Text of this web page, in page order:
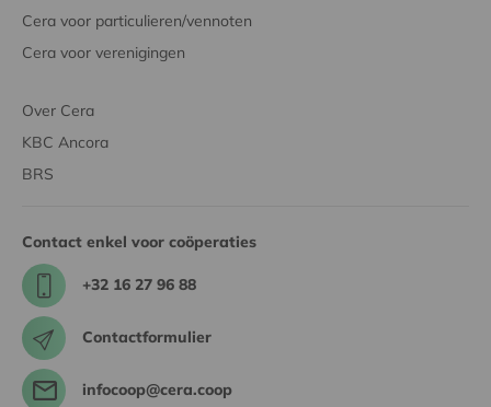
Cera voor particulieren/vennoten
Cera voor verenigingen
Over Cera
KBC Ancora
BRS
Contact enkel voor coöperaties
+32 16 27 96 88
Contactformulier
infocoop@cera.coop